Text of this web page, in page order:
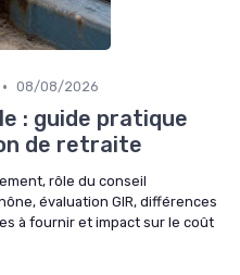
• 08/08/2026
: guide pratique
de retraite
rôle du conseil
évaluation GIR, différences
à fournir et impact sur le coût